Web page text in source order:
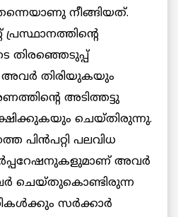
നീങ്ങിയത്.
പ്രസ്ഥാനത്തിന്‍റെ
തിരഞ്ഞെടുപ്പ്
അവര്‍ തിരിയുകയും
അടിത്തട്ടു
ചെയ്തിരുന്നു.
പിന്‍പറ്റി പലവിധ
അവർ
ചെയ്തുകൊണ്ടിരുന്ന
സര്‍ക്കാര്‍